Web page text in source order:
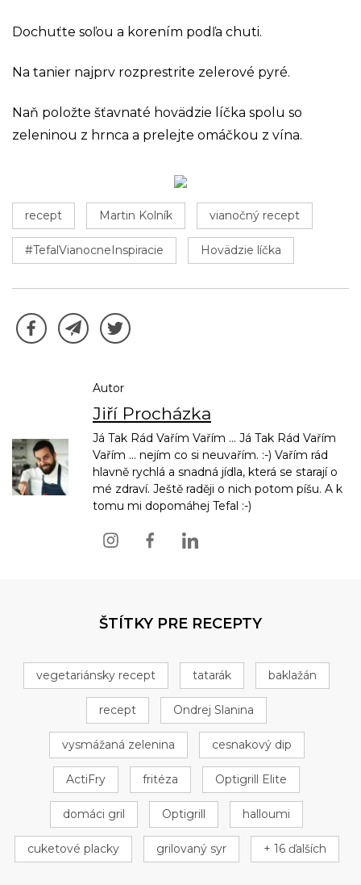
Dochuťte soľou a korením podľa chuti.
Na tanier najprv rozprestrite zelerové pyré.
Naň položte šťavnaté hovädzie líčka spolu so
zeleninou z hrnca a prelejte omáčkou z vína.
recept Martin Kolník vianočný recept
#TefalVianocneInspiracie Hovädzie líčka
Autor
Jiří Procházka
Já Tak Rád Vařím Vařím ... Já Tak Rád Vařím
Vařím ... nejím co si neuvařím. :-) Vařím rád
hlavně rychlá a snadná jídla, která se starají o
mé zdraví. Ještě raději o nich potom píšu. A k
tomu mi dopomáhej Tefal :-)
ŠTÍTKY PRE RECEPTY
vegetariánsky recept tatarák baklažán
recept Ondrej Slanina
vysmážaná zelenina cesnakový dip
ActiFry fritéza Optigrill Elite
domáci gril Optigrill halloumi
cuketové placky grilovaný syr + 16 ďalších